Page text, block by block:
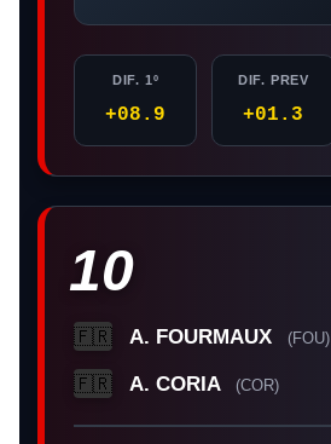
DIF. 1º
+08.9
DIF. PREV
+01.3
10
🇫🇷 A. FOURMAUX (FOU)
🇫🇷 A. CORIA (COR)